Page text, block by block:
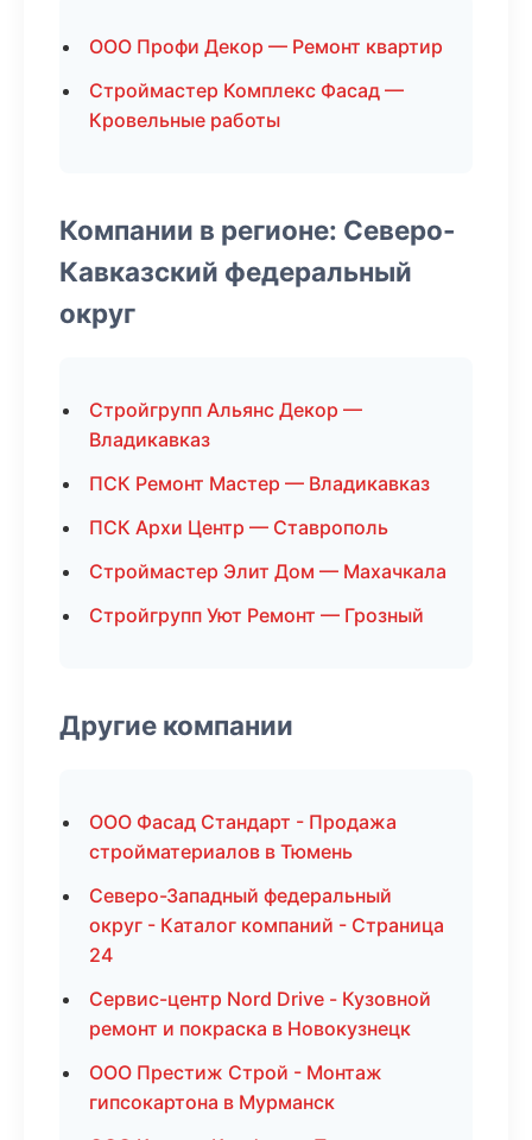
ООО Профи Декор — Ремонт квартир
Строймастер Комплекс Фасад —
Кровельные работы
Компании в регионе: Северо-
Кавказский федеральный
округ
Стройгрупп Альянс Декор —
Владикавказ
ПСК Ремонт Мастер — Владикавказ
ПСК Архи Центр — Ставрополь
Строймастер Элит Дом — Махачкала
Стройгрупп Уют Ремонт — Грозный
Другие компании
ООО Фасад Стандарт - Продажа
стройматериалов в Тюмень
Северо-Западный федеральный
округ - Каталог компаний - Страница
24
Сервис-центр Nord Drive - Кузовной
ремонт и покраска в Новокузнецк
ООО Престиж Строй - Монтаж
гипсокартона в Мурманск